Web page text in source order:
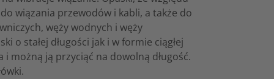
wiązania przewodów i kabli, a także do
węży wodnych i węży
o stałej długości jak i w formie ciągłej
możną ją przyciąć na dowolną długość.